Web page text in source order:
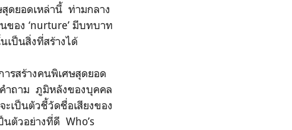
ดยอดเหล่านี้ ท่ามกลาง
ของ ‘nurture’ มีบทบาท
เป็นสิ่งที่สร้างได้
รสร้างคนพิเศษสุดยอด
ำถาม ภูมิหลังของบุคคล
เป็นตัวชี้วัดชื่อเสียงของ
ตัวอย่างที่ดี Who’s